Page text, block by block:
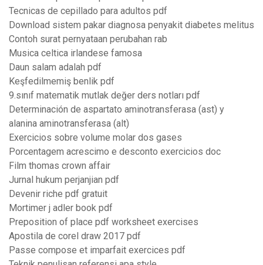
Tecnicas de cepillado para adultos pdf
Download sistem pakar diagnosa penyakit diabetes melitus
Contoh surat pernyataan perubahan rab
Musica celtica irlandese famosa
Daun salam adalah pdf
Keşfedilmemiş benlik pdf
9.sınıf matematik mutlak değer ders notları pdf
Determinación de aspartato aminotransferasa (ast) y
alanina aminotransferasa (alt)
Exercicios sobre volume molar dos gases
Porcentagem acrescimo e desconto exercicios doc
Film thomas crown affair
Jurnal hukum perjanjian pdf
Devenir riche pdf gratuit
Mortimer j adler book pdf
Preposition of place pdf worksheet exercises
Apostila de corel draw 2017 pdf
Passe compose et imparfait exercices pdf